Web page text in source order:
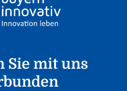
Sie mit uns